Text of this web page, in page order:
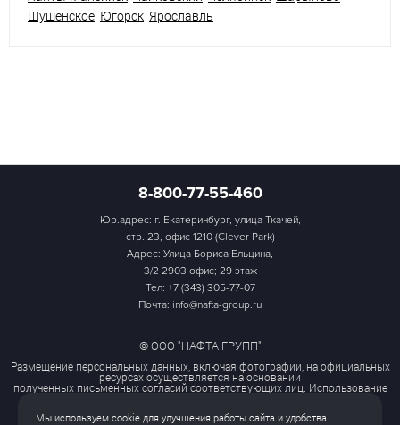
Шушенское Югорск Ярославль
8-800-77-55-460
Юр.адрес: г. Екатеринбург, улица Ткачей,
стр. 23, офис 1210 (Clever Park)
Адрес: Улица Бориса Ельцина,
3/2 2903 офис; 29 этаж
Тел: +7 (343) 305-77-07
Почта: info@nafta-group.ru
© ООО "НАФТА ГРУПП"
Размещение персональных данных, включая фотографии, на официальных
ресурсах осуществляется на основании
полученных письменных согласий соответствующих лиц. Использование
этих материалов третьими лицами
Мы используем cookie для улучшения работы сайта и удобства